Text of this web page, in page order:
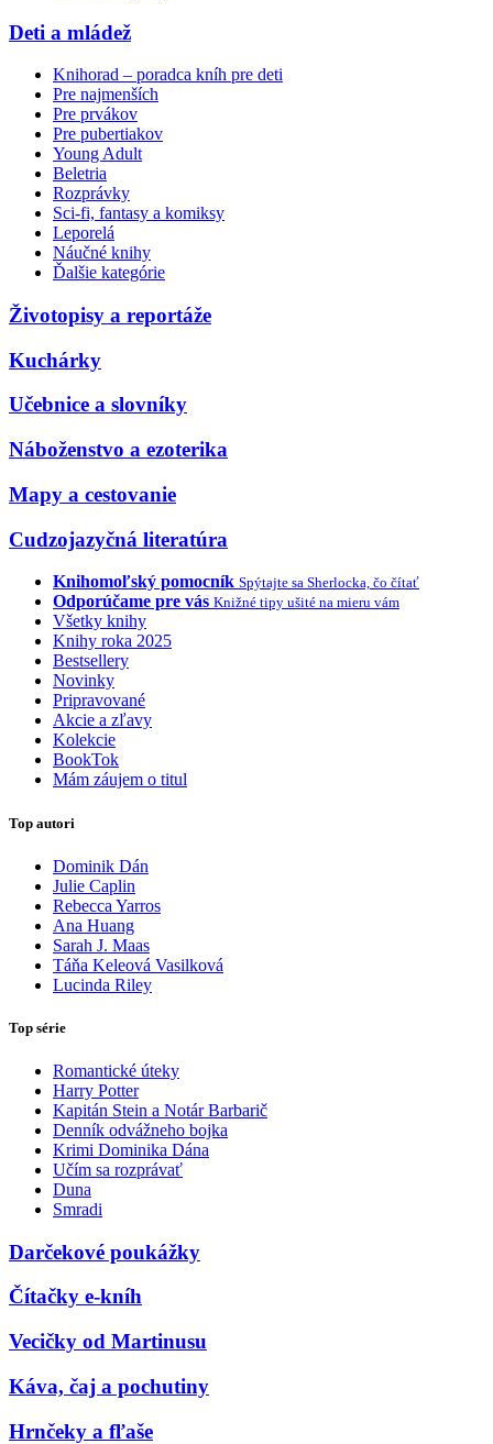
Deti a mládež
Knihorad – poradca kníh pre deti
Pre najmenších
Pre prvákov
Pre pubertiakov
Young Adult
Beletria
Rozprávky
Sci-fi, fantasy a komiksy
Leporelá
Náučné knihy
Ďalšie kategórie
Životopisy a reportáže
Kuchárky
Učebnice a slovníky
Náboženstvo a ezoterika
Mapy a cestovanie
Cudzojazyčná literatúra
Knihomoľský pomocník Spýtajte sa Sherlocka, čo čítať
Odporúčame pre vás Knižné tipy ušité na mieru vám
Všetky knihy
Knihy roka 2025
Bestsellery
Novinky
Pripravované
Akcie a zľavy
Kolekcie
BookTok
Mám záujem o titul
Top autori
Dominik Dán
Julie Caplin
Rebecca Yarros
Ana Huang
Sarah J. Maas
Táňa Keleová Vasilková
Lucinda Riley
Top série
Romantické úteky
Harry Potter
Kapitán Stein a Notár Barbarič
Denník odvážneho bojka
Krimi Dominika Dána
Učím sa rozprávať
Duna
Smradi
Darčekové poukážky
Čítačky e-kníh
Vecičky od Martinusu
Káva, čaj a pochutiny
Hrnčeky a fľaše